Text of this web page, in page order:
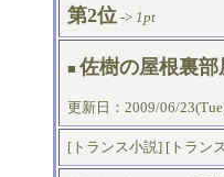
第2位 -> 1pt
■ 佐樹の屋根裏部
更新日：2009/06/
[ トランス小説] [ トラン